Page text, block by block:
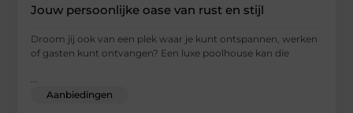
Jouw persoonlijke oase van rust en stijl
Droom jij ook van een plek waar je kunt ontspannen, werken
of gasten kunt ontvangen? Een luxe poolhouse kan die
Aanbiedingen